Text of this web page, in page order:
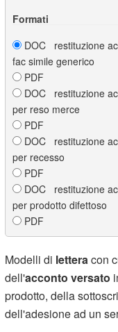
Formati
DOC restituzione
fac simile generico
PDF
DOC restituzione
per reso merce
PDF
DOC restituzione
per recesso
PDF
DOC restituzione
per prodotto difettoso
PDF
Modelli di letteracon
dell'acconto versato
prodotto, della
dell'adesione ad un